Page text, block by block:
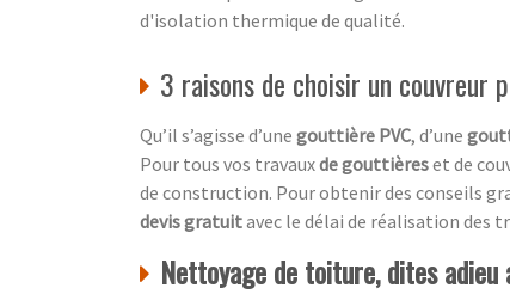
d'isolation thermique de qualité.
3 raisons de choisir un
Qu’il s’agisse d’une gouttière PVC, d’une
Pour tous vos travauxde gouttièreset de
de construction. Pour obtenir des conseils
devis gratuitavec le délai de réalisation des
Nettoyage de toiture, dites